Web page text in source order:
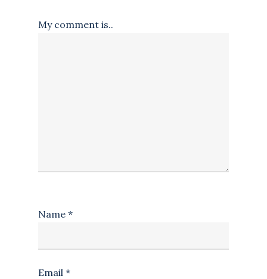
My comment is..
Name *
Email *